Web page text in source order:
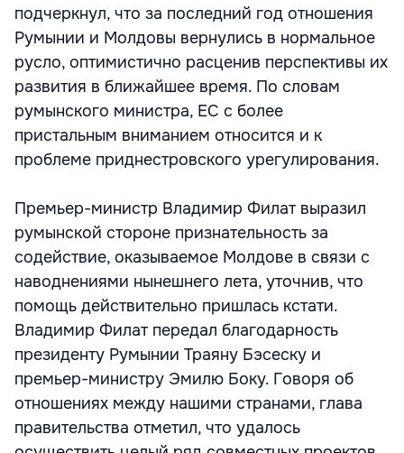
подчеркнул, что за последний год отношения
Румынии и Молдовы вернулись в нормальное
русло, оптимистично расценив перспективы их
развития в ближайшее время. По словам
румынского министра, ЕС с более
пристальным вниманием относится и к
проблеме приднестровского урегулирования.
Премьер-министр Владимир Филат выразил
румынской стороне признательность за
содействие, оказываемое Молдове в связи с
наводнениями нынешнего лета, уточнив, что
помощь действительно пришлась кстати.
Владимир Филат передал благодарность
президенту Румынии Траяну Бэсеску и
премьер-министру Эмилю Боку. Говоря об
отношениях между нашими странами, глава
правительства отметил, что удалось